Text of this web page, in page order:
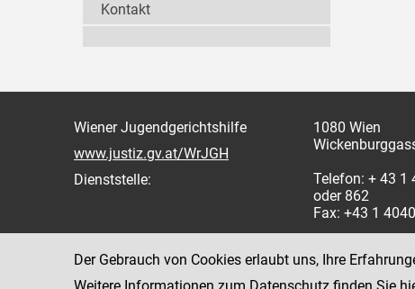
Kontakt
Wiener Jugendgerichtshilfe
www.justiz.gv.at/WrJGH
Dienststelle:
1080 Wien
Telefon: + 43 1
oder 862
Fax: +43 1
Der Gebrauch von Cookies erlaubt uns, Ihre